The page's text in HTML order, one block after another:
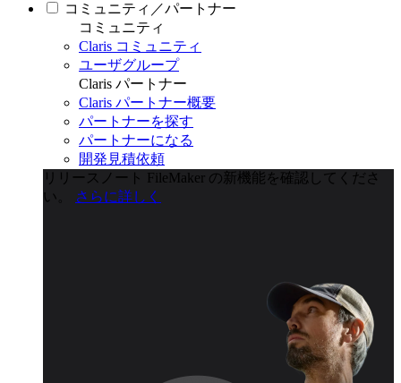
コミュニティ／パートナー
コミュニティ
Claris コミュニティ
ユーザグループ
Claris パートナー
Claris パートナー概要
パートナーを探す
パートナーになる
開発見積依頼
リリースノート
FileMaker の新機能を確認してくださ
い。
さらに詳しく